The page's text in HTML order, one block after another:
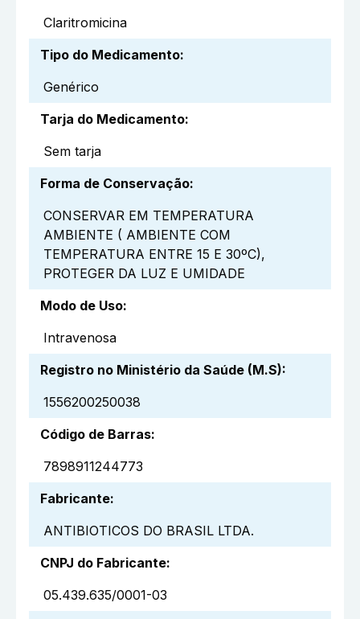
Claritromicina
Tipo do Medicamento:
Genérico
Tarja do Medicamento:
Sem tarja
Forma de Conservação:
CONSERVAR EM TEMPERATURA
AMBIENTE ( AMBIENTE COM
TEMPERATURA ENTRE 15 E 30ºC),
PROTEGER DA LUZ E UMIDADE
Modo de Uso:
Intravenosa
Registro no Ministério da Saúde (M.S):
1556200250038
Código de Barras:
7898911244773
Fabricante:
ANTIBIOTICOS DO BRASIL LTDA.
CNPJ do Fabricante:
05.439.635/0001-03